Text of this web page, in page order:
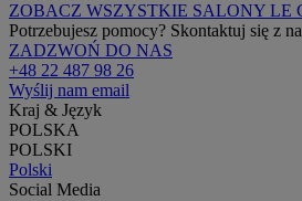
ZOBACZ WSZYSTKIE SALONY LE
Potrzebujesz pomocy? Skontaktuj się z
ZADZWOŃ DO NAS
+48 22 487 98 26
Wyślij nam email
Kraj & Język
POLSKA
POLSKI
Polski
Social Media